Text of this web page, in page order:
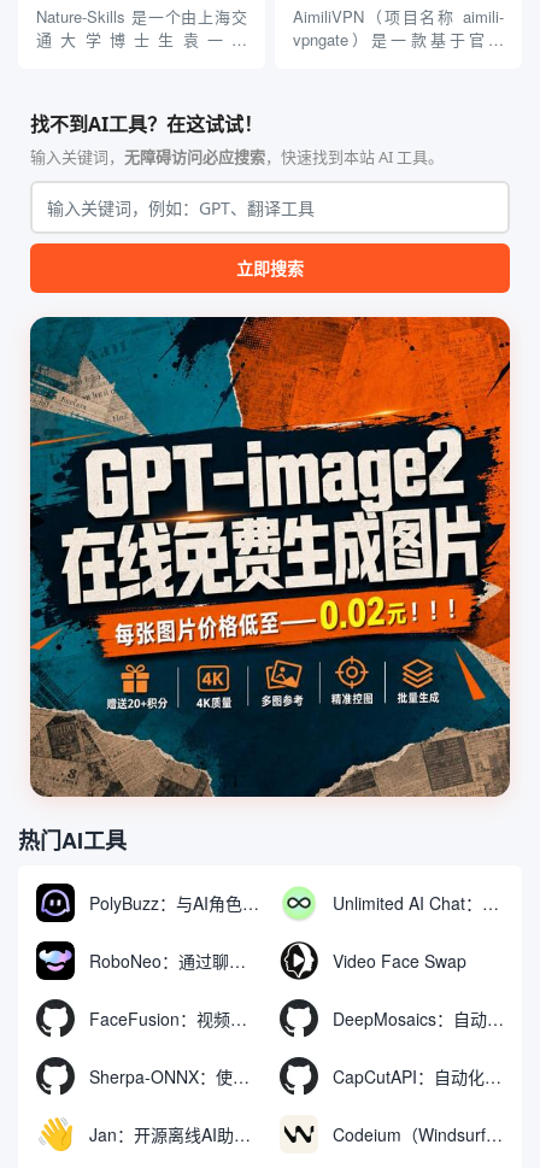
Antigravity IDE ...
需掌握复杂的3D拓扑知识或昂
贵的专业软件，即可在...
Nature-Skills 是一个由上海交
通大学博士生袁一哲
合，专为顶级学术期刊（如
Nature、Science、Cell 等）
的论文撰写与发表流程设计。
该工具集以智能体插...
AimiliVPN（项目名称 aimili-
vpngate）是一款基于官方
纯 Python 标准库编写，用户
无需安装...
找不到AI工具？在这试试！
输入关键词， 无障碍访问必应搜索，快速找到本站 AI 工具。
立即搜索
热门AI工具
PolyBuzz：与AI角色互动的免费聊天与角色扮演平台 Unlimited AI Chat：免费无限制的AI聊天工具
RoboNeo：通过聊天生成和编辑视频与图像的AI工具 Video Face Swap
FaceFusion：视频换脸增强工具|语音同步视频嘴型动作 DeepMosaics：自动去除图像和视频中的马赛克，或向其添加马赛克
Sherpa-ONNX：使用ONNXRuntime实现离线语音识别和合成 CapCutAPI：自动化控制CapCut视频剪辑的开源工具
Jan：开源离线AI助手，ChatGPT 替代品，运行本地AI模型或连接云端AI Codeium（Windsurf Editor）：免费的AI代码补全与聊天工具，Windsurf以对话方式编写完整项目代码